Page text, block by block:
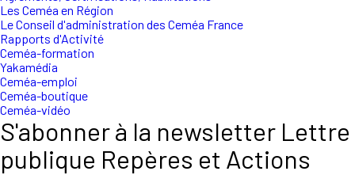
Les Ceméa en Région
Le Conseil d'administration des Ceméa France
Rapports d'Activité
Ceméa-formation
Yakamédia
Ceméa-emploi
Ceméa-boutique
Ceméa-vidéo
S'abonner à la newsletter Lettre
publique Repères et Actions